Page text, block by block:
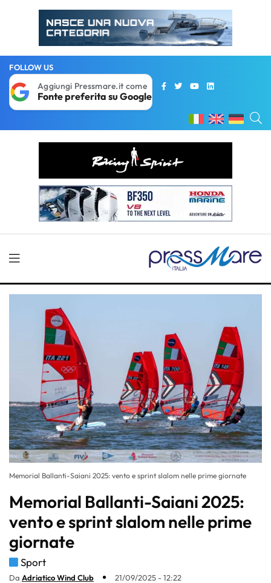
FOLLOW US
Aggiungi Pressmare.it come
Fonte preferita su Google
Memorial Ballanti-Saiani 2025: vento e sprint slalom nelle prime giornate
Memorial Ballanti-Saiani 2025:
vento e sprint slalom nelle prime
giornate
Sport
Da Adriatico Wind Club 21/09/2025 - 12:22